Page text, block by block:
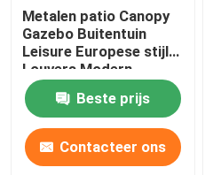
Metalen patio Canopy
Gazebo Buitentuin
Leisure Europese stijl
Louvers Modern
Beste prijs
Contacteer ons